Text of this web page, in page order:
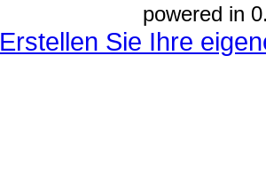
powered in
Erstellen Sie Ihre